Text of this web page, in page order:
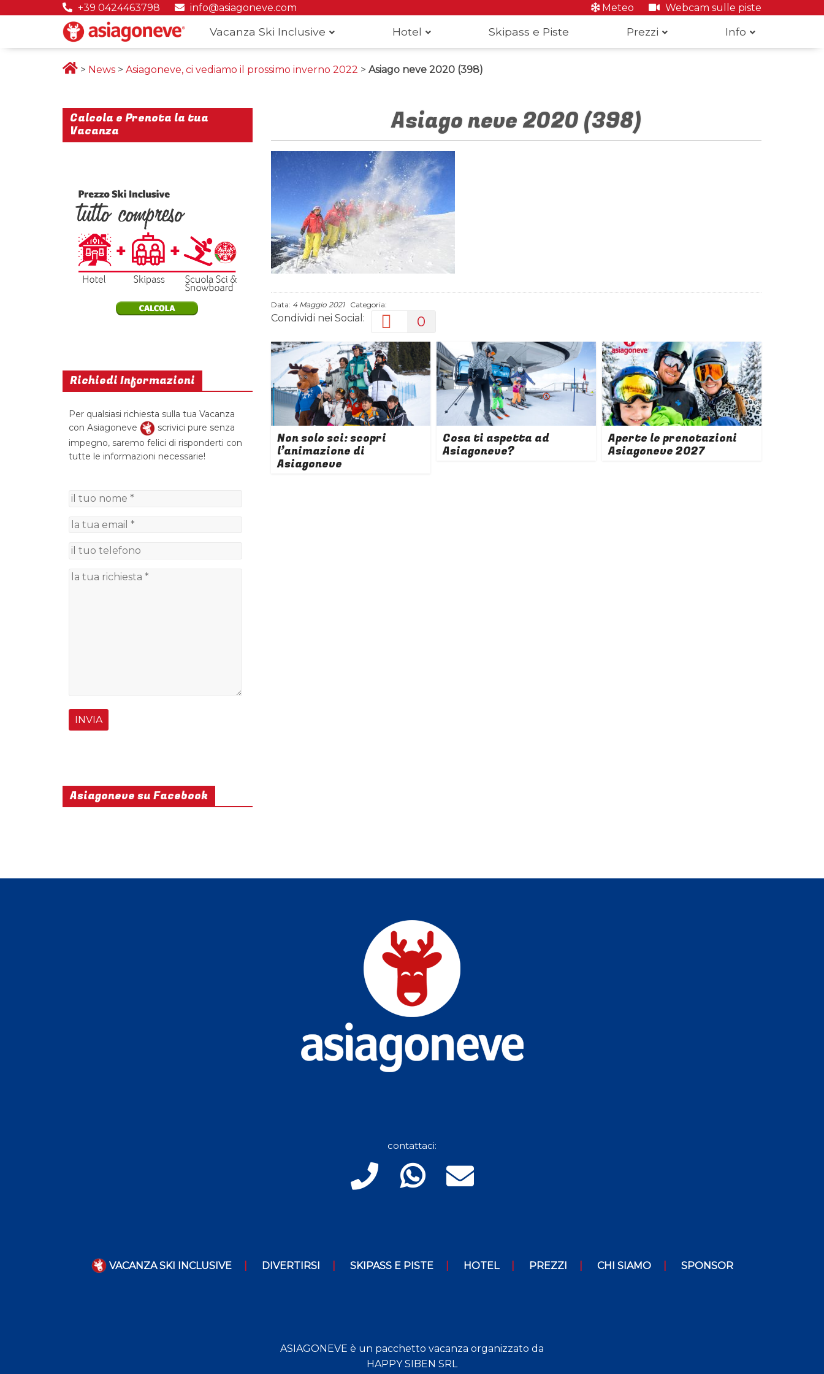
+39 0424463798 info@asiagoneve.com Meteo Webcam sulle piste
Vacanza Ski Inclusive Hotel Skipass e Piste Prezzi Info
> News > Asiagoneve, ci vediamo il prossimo inverno 2022 > Asiago neve 2020 (398)
Asiago neve 2020 (398)
Data: 4 Maggio 2021Categoria:
Condividi nei Social: 0
Non solo sci: scopri
l’animazione di
Asiagoneve
Cosa ti aspetta ad
Asiagoneve?
Aperte le prenotazioni
Asiagoneve 2027
Calcola e Prenota la tua
Vacanza
Richiedi Informazioni
Per qualsiasi richiesta sulla tua Vacanza
con Asiagoneve
scrivici pure senza
impegno, saremo felici di risponderti con
tutte le informazioni necessarie!
Asiagoneve su Facebook
contattaci:
VACANZA SKI INCLUSIVE DIVERTIRSI SKIPASS E PISTE HOTEL PREZZI CHI SIAMO SPONSOR
ASIAGONEVE è un pacchetto vacanza organizzato da
HAPPY SIBEN SRL